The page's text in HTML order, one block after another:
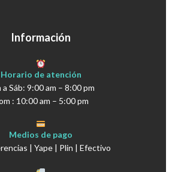
Información
Horario de atención
a Sáb: 9:00 am – 8:00 pm
: 10:00 am – 5:00 pm
Medios de pago
| Yape | Plin | Efectivo